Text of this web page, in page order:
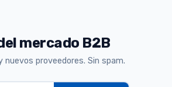
mercado B2B
nuevos proveedores. Sin spam.